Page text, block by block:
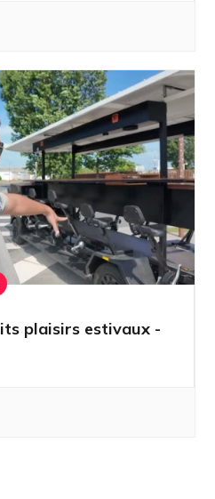
plaisirs estivaux -